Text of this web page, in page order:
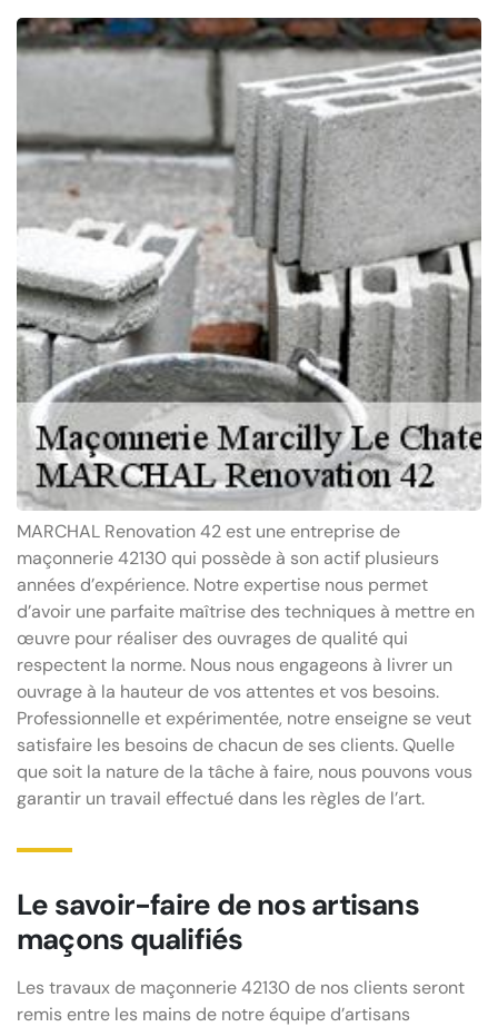
MARCHAL Renovation 42 est une entreprise de
maçonnerie 42130 qui possède à son actif plusieurs
années d’expérience. Notre expertise nous permet
d’avoir une parfaite maîtrise des techniques à mettre en
œuvre pour réaliser des ouvrages de qualité qui
respectent la norme. Nous nous engageons à livrer un
ouvrage à la hauteur de vos attentes et vos besoins.
Professionnelle et expérimentée, notre enseigne se veut
satisfaire les besoins de chacun de ses clients. Quelle
que soit la nature de la tâche à faire, nous pouvons vous
garantir un travail effectué dans les règles de l’art.
Le savoir-faire de nos artisans
maçons qualifiés
Les travaux de maçonnerie 42130 de nos clients seront
remis entre les mains de notre équipe d’artisans